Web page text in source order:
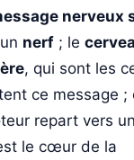
nerveux
nerf ; le
, qui sont les
ce message ;
repart vers
le cœur de la